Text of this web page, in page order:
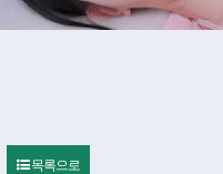
목록으로